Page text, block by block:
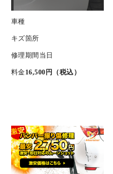
車種
キズ箇所
修理期間 当日
料金 16,500円（税込）